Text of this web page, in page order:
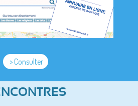
> Consulter